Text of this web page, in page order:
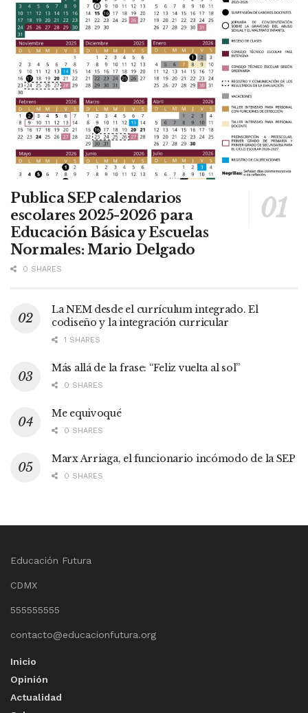
Publica SEP calendarios
escolares 2025-2026 para
Educación Básica y Escuelas
Normales: Mario Delgado
0 SHARES
La NEM desde el currículum integrado. El
codiseño y la integración curricular
1 SHARES
Más allá de la frase: “Feliz vuelta al sol”
0 SHARES
Me equivoqué
0 SHARES
Marx Arriaga, el funcionario incómodo de la SEP
0 SHARES
Educación Futura
CDMX
555555555
contacto@educacionfutura.org
Inicio
Opinión
Actualidad